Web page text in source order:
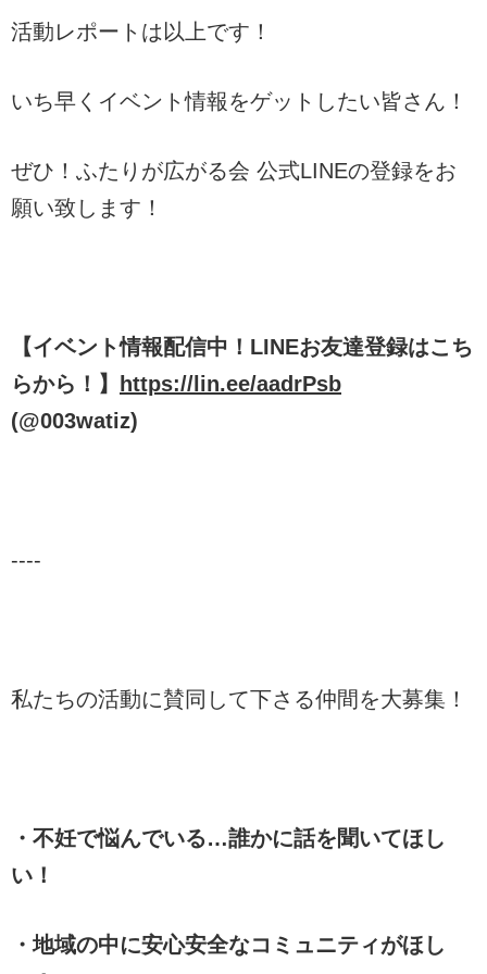
活動レポートは以上です！
いち早くイベント情報をゲットしたい皆さん！
ぜひ！ふたりが広がる会 公式LINEの登録をお
願い致します！
【イベント情報配信中！LINEお友達登録はこち
らから！】
https://lin.ee/aadrPsb
(@003watiz)
----
私たちの活動に賛同して下さる仲間を大募集！
・不妊で悩んでいる…誰かに話を聞いてほし
い！
・地域の中に安心安全なコミュニティがほし